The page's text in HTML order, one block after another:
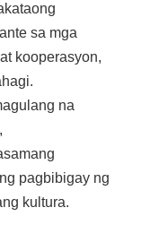
sa mga
kooperasyon,
na
pagbibigay ng
kultura.